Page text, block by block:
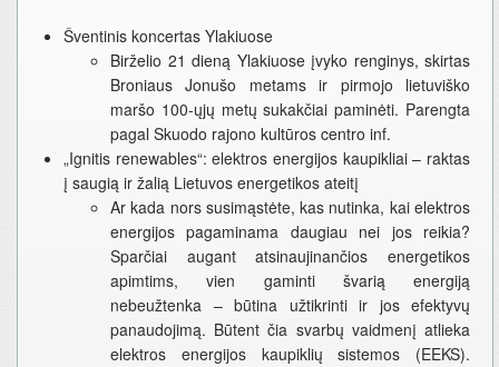
Šventinis koncertas Ylakiuose
Birželio 21 dieną Ylakiuose įvyko renginys, skirtas
Broniaus Jonušo metams ir pirmojo lietuviško
maršo 100-ųjų metų sukakčiai paminėti. Parengta
pagal Skuodo rajono kultūros centro inf.
„Ignitis renewables“: elektros energijos kaupikliai – raktas
į saugią ir žalią Lietuvos energetikos ateitį
Ar kada nors susimąstėte, kas nutinka, kai elektros
energijos pagaminama daugiau nei jos reikia?
Sparčiai augant atsinaujinančios energetikos
apimtims, vien gaminti švarią energiją
nebeužtenka – būtina užtikrinti ir jos efektyvų
panaudojimą. Būtent čia svarbų vaidmenį atlieka
elektros energijos kaupiklių sistemos (EEKS).